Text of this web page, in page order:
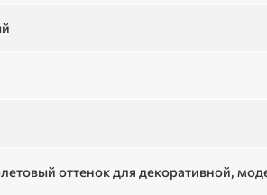
оттенок для декоративной,